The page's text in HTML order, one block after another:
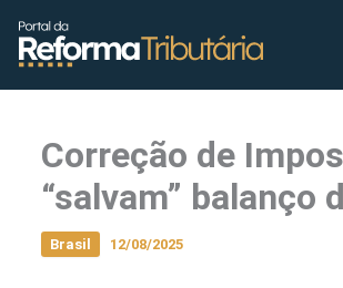
conteúdo
Correção de
“salvam” balanço
Brasil 12/08/2025